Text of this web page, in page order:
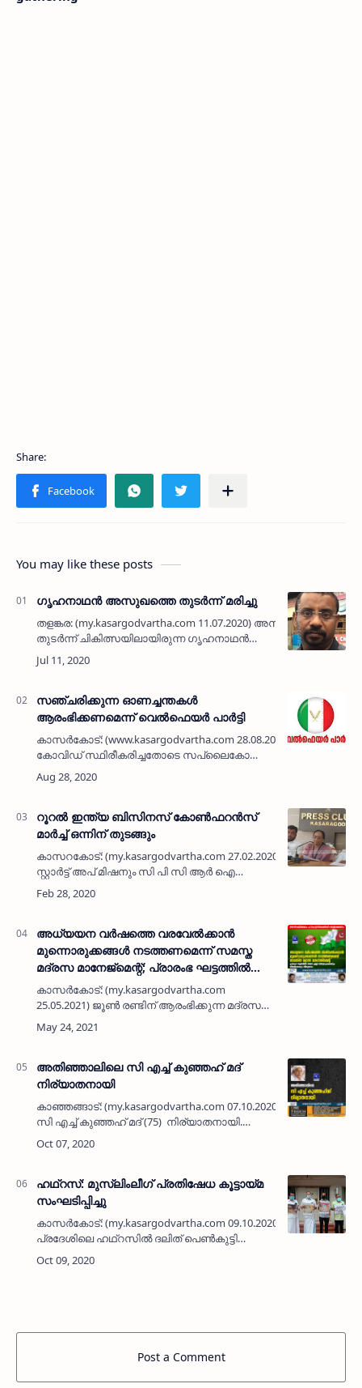
You may like these posts
ഗൃഹനാഥന്‍ അസുഖത്തെ തുടര്‍ന്ന് മരിച്ചു
തളങ്കര: (my.kasargodvartha.com 11.07.2020) അസുഖത്തെ
തുടര്‍ന്ന് ചികിത്സയിലായിരുന്ന ഗൃഹനാഥന്‍
മരണപ്പെട്ടു. തളങ്കര ജദീദ് റോഡിലെ സലീം (52)
ആണ് മരിച്ചത്. ബംഗളൂരുവില്‍ ന…
സഞ്ചരിക്കുന്ന ഓണച്ചന്തകൾ
ആരംഭിക്കണമെന്ന് വെൽഫെയർ പാർട്ടി
കാസർകോട്: (www.kasargodvartha.com 28.08.2020) ജീവനക്കാർക്ക്
കോവിഡ് സ്ഥിരീകരിച്ചതോടെ സപ്ലെെകോയും
ഓണച്ചന്തയും അടച്ചുപൂട്ടിയ സാഹചര്യത്തിൽ
കാസർകോട് നഗരത്തിൽ സർക്കാർ കൂടു…
റൂറല്‍ ഇന്ത്യ ബിസിനസ് കോണ്‍ഫറന്‍സ്
മാര്‍ച്ച് ഒന്നിന് തുടങ്ങും
കാസറകോട്: (my.kasargodvartha.com 27.02.2020) കേരള
സ്റ്റാര്‍ട്ട് അപ് മിഷനും സി പി സി ആര്‍ ഐ
കാസര്‍കോടും സംയുക്തമായി സംഘടിപ്പിക്കുന്ന
റൂറല്‍ ഇന്ത്യ ബിസിനസ് കോണ്‍ഫറന…
അധ്യയന വര്‍ഷത്തെ വരവേല്‍ക്കാന്‍
മുന്നൊരുക്കങ്ങള്‍ നടത്തണമെന്ന് സമസ്ത
മദ്രസ മാനേജ്‌മെന്റ്; പ്രാരംഭ ഘട്ടത്തില്‍
തന്നെ എല്ലാ അധ്യാപകരെയും
നിയമിക്കാനും തീരുമാനം
കാസർകോട്: (my.kasargodvartha.com
25.05.2021) ജൂൺ രണ്ടിന് ആരംഭിക്കുന്ന മദ്രസ
അധ്യയനവർഷത്തെ വരവേൽക്കാൻ
ആവശ്യമായ മുന്നൊരുക്കങ്ങൾ നടത്താൻ
തയ്യാറാകണമ…
അതിഞ്ഞാലിലെ സി എച്ച് കുഞ്ഞഹ് മദ്‌
നിര്യാതനായി
കാഞ്ഞങ്ങാട്: (my.kasargodvartha.com 07.10.2020)
സി എച്ച് കുഞ്ഞഹ് മദ് (75) നിര്യാതനായി.
വർഷങ്ങളായി കാഞ്ഞങ്ങാട് നഗരത്തിൽ മുട്ട
വ്യാപാരിയായി…
ഹഥ്റസ്: മുസ്ലിംലീഗ് പ്രതിഷേധ കൂട്ടായ്മ
സംഘടിപ്പിച്ചു
കാസർകോട്: (my.kasargodvartha.com 09.10.2020) ഉത്തർ
പ്രദേശിലെ ഹഥ്റസിൽ ദലിത് പെൺകുട്ടി
കൊല്ലപ്പെട്ട സംഭവത്തിൽ മുസ്ലിംലീഗ്
രാജ്യവ്യാപകമായി നടത്തുന്ന
Post a Comment